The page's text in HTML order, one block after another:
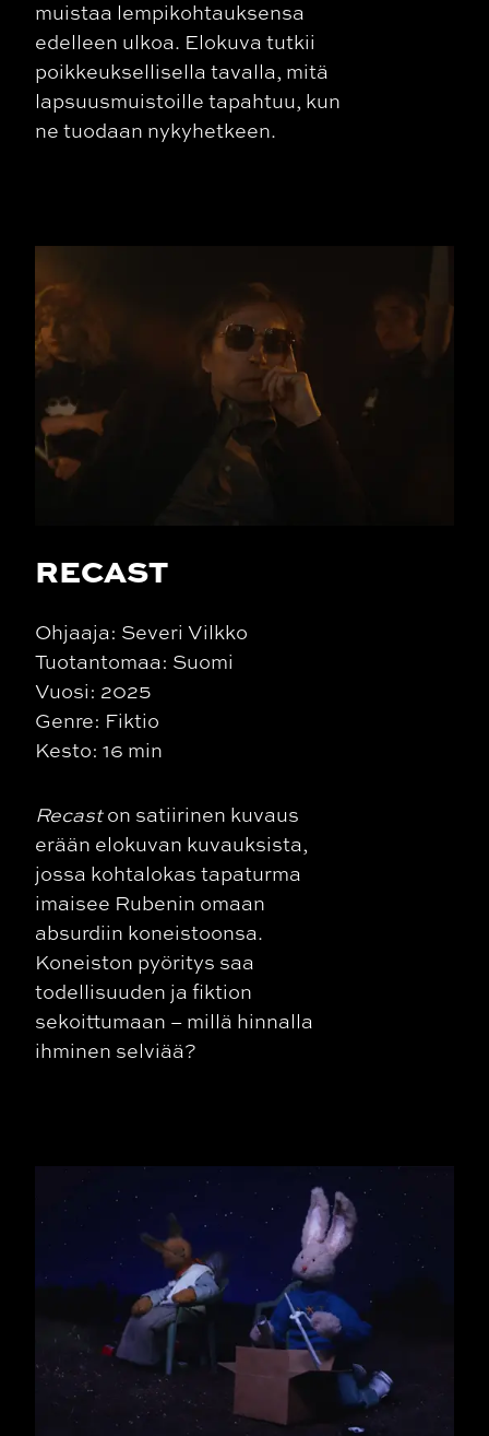
muistaa lempikohtauksensa
edelleen ulkoa. Elokuva tutkii
poikkeuksellisella tavalla, mitä
lapsuusmuistoille tapahtuu, kun
ne tuodaan nykyhetkeen.
RECAST
Ohjaaja: Severi Vilkko
Tuotantomaa: Suomi
Vuosi: 2025
Genre: Fiktio
Kesto: 16 min
Recaston satiirinen kuvaus
erään elokuvan kuvauksista,
jossa kohtalokas tapaturma
imaisee Rubenin omaan
absurdiin koneistoonsa.
Koneiston pyöritys saa
todellisuuden ja fiktion
sekoittumaan – millä hinnalla
ihminen selviää?